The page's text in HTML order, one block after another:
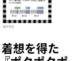
想を得た